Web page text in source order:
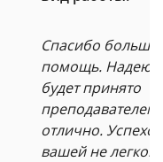
Спасибо
помощь.
будет принято
преподавателем
отлично.
вашей не легкой